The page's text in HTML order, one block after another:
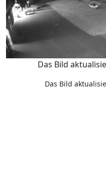
Das Bild
Das Bild